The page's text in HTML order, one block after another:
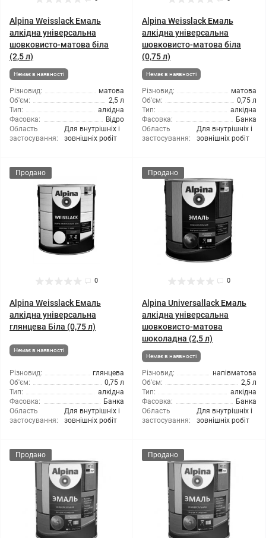
Alpina Weisslack Емаль
алкідна універсальна
шовковисто-матова біла
(2,5 л)
Немає в наявності
Різновид:
матова
Об'єм:
2,5 л
Тип:
алкідна
Фасовка:
Відро
Область
застосування:
Для внутрішніх і
зовнішніх робіт
Alpina Weisslack Емаль
алкідна універсальна
шовковисто-матова біла
(0,75 л)
Немає в наявності
Різновид:
матова
Об'єм:
0,75 л
Тип:
алкідна
Фасовка:
Банка
Область
застосування:
Для внутрішніх і
зовнішніх робіт
Продано
0
Alpina Weisslack Емаль
алкідна універсальна
глянцева Біла (0,75 л)
Немає в наявності
Різновид:
глянцева
Об'єм:
0,75 л
Тип:
алкідна
Фасовка:
Банка
Область
застосування:
Для внутрішніх і
зовнішніх робіт
Продано
0
Alpina Universallack Емаль
алкідна універсальна
шовковисто-матова
шоколадна (2,5 л)
Немає в наявності
Різновид:
напівматова
Об'єм:
2,5 л
Тип:
алкідна
Фасовка:
Банка
Область
застосування:
Для внутрішніх і
зовнішніх робіт
Продано Продано